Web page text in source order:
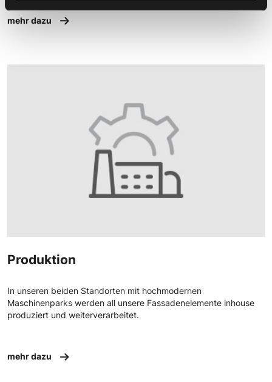
mehr dazu
Produktion
In unseren beiden Standorten mit hochmodernen
Maschinenparks werden all unsere Fassadenelemente inhouse
produziert und weiterverarbeitet.
mehr dazu